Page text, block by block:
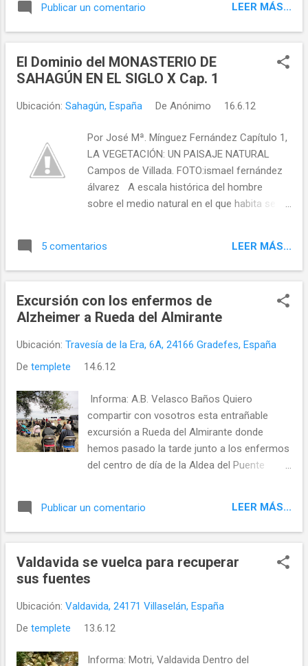
corazón...
Publicar un comentario LEER MÁS...
El Dominio del MONASTERIO DE
SAHAGÚN EN EL SIGLO X Cap. 1
Ubicación: Sahagún, España De Anónimo 16.6.12
Por José Mª. Mínguez Fernández Capítulo 1,
LA VEGETACIÓN: UN PAISAJE NATURAL
Campos de Villada. FOTO:ismael fernández
álvarez A escala histórica del hombre
sobre el medio natural en el que habita se ha
naturaleza. Y esto, tanto por las
transformaciones que ha impreso en el
verificado. A medida que los hábitos
alimenticios y las estructuras
evolucionado, ha evolucionado también el
medio rural donde estas estructuras se han
5 comentarios LEER MÁS...
Excursión con los enfermos de
Alzheimer a Rueda del Almirante
Ubicación: Travesía de la Era, 6A, 24166 Gradefes, España
De templete 14.6.12
Informa: A.B. Velasco Baños Quiero
compartir con vosotros esta entrañable
excursión a Rueda del Almirante donde
hemos pasado la tarde junto a los enfermos
del centro de día de la Aldea del Puente
Publicar un comentario LEER MÁS...
Valdavida se vuelca para recuperar
sus fuentes
Ubicación: Valdavida, 24171 Villaselán, España
De templete 13.6.12
Informa: Motri, Valdavida Dentro del